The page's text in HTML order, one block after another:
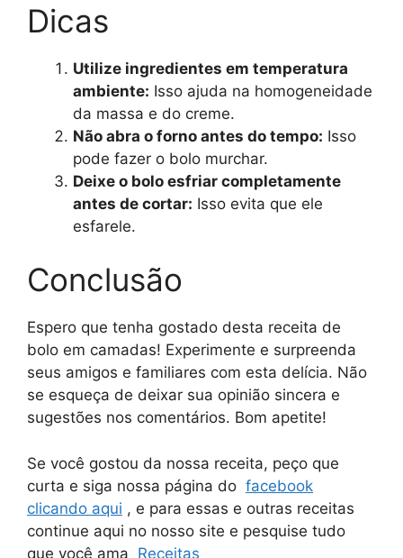
Dicas
Utilize ingredientes em temperatura
ambiente: Isso ajuda na homogeneidade
da massa e do creme.
Não abra o forno antes do tempo: Isso
pode fazer o bolo murchar.
Deixe o bolo esfriar completamente
antes de cortar: Isso evita que ele
esfarele.
Conclusão
Espero que tenha gostado desta receita de
bolo em camadas! Experimente e surpreenda
seus amigos e familiares com esta delícia. Não
se esqueça de deixar sua opinião sincera e
sugestões nos comentários. Bom apetite!
Se você gostou da nossa receita, peço que
curta e siga nossa página do facebook
clicando aqui , e para essas e outras receitas
continue aqui no nosso site e pesquise tudo
que você ama Receitas